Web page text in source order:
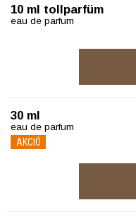
10 ml tollparfüm
eau de parfum
30 ml
eau de parfum
AKCIÓ